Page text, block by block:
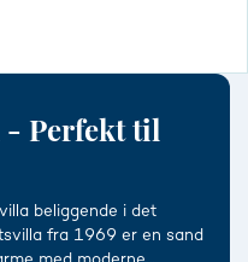
Perfekt til
beliggende i det
fra 1969 er en sand